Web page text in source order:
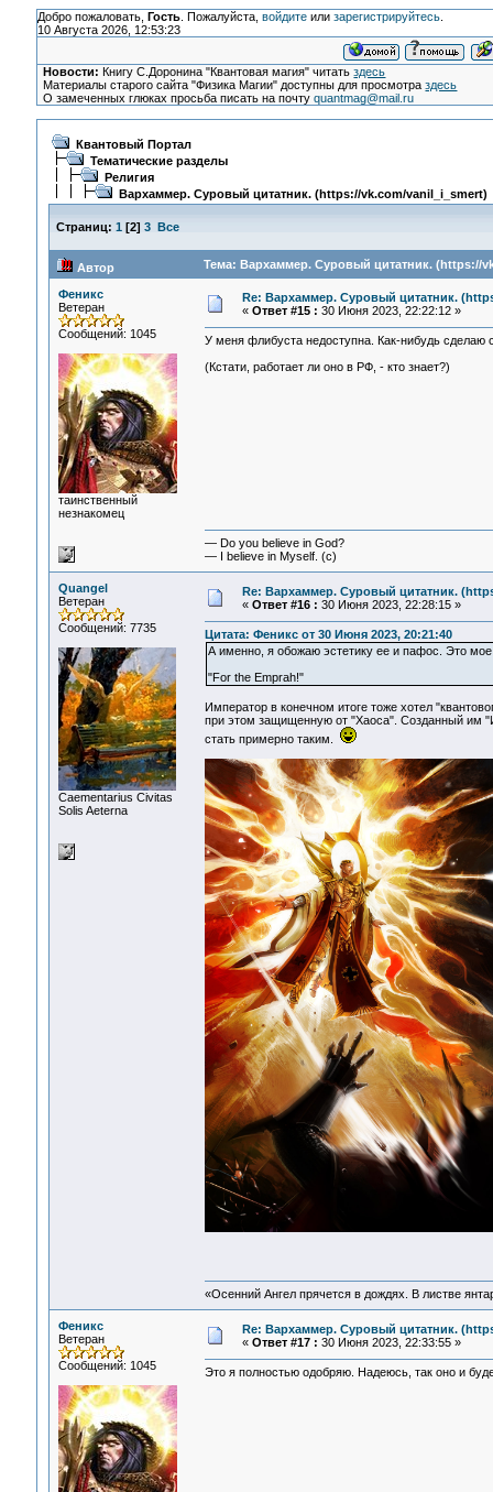
Добро пожаловать, Гость. Пожалуйста, войдитеили зарегистрируйтесь.
10 Августа 2026, 12:53:23
Новости: Книгу С.Доронина "Квантовая магия" читатьздесь
Материалы старого сайта "Физика Магии" доступны для просмотраздесь
О замеченных глюках просьба писать на почтуquantmag@mail.ru
Квантовый Портал
Тематические разделы
Религия
Вархаммер. Суровый цитатник. (https://vk.com/vanil_i_smert)
Страниц: 1 [2] 3 Все
Автор Тема: Вархаммер. Суровый цитатник. (https://
Феникс
Ветеран
Сообщений: 1045
таинственный
незнакомец
Re: Вархаммер. Суровый цитатник.
« Ответ #15 : 30 Июня 2023, 22:22:12 »
У меня флибуста недоступна. Как-нибудь сделаю
(Кстати, работает ли оно в РФ, - кто знает?)
— Do you believe in God?
— I believe in Myself. (c)
Quangel
Ветеран
Сообщений: 7735
Сaementarius Civitas
Solis Aeterna
Re: Вархаммер. Суровый цитатник.
« Ответ #16 : 30 Июня 2023, 22:28:15 »
Цитата: Феникс от 30 Июня 2023, 20:21:40
А именно, я обожаю эстетику ее и пафос. Это
"For the Emprah!"
Император в конечном итоге тоже хотел
при этом защищенную от "Хаоса". Созданный им
стать примерно таким.
«Осенний Ангел прячется в дождях. В листве
Феникс
Ветеран
Сообщений: 1045
Re: Вархаммер. Суровый цитатник.
« Ответ #17 : 30 Июня 2023, 22:33:55 »
Это я полностью одобряю. Надеюсь, так оно и